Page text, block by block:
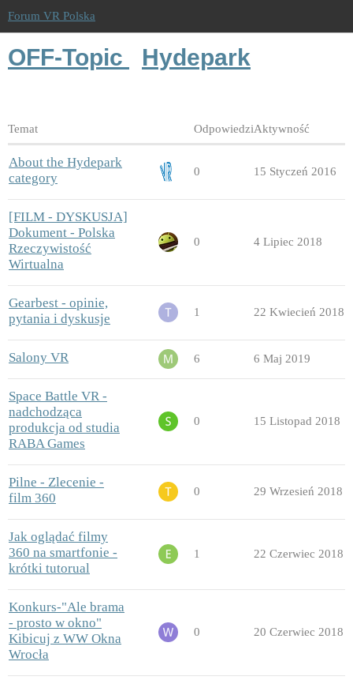
Forum VR Polska
OFF-Topic Hydepark
Temat OdpowiedziAktywność
About the Hydepark
category
0 15 Styczeń 2016
[FILM - DYSKUSJA]
Dokument - Polska
Rzeczywistość
Wirtualna
0 4 Lipiec 2018
Gearbest - opinie,
pytania i dyskusje
1 22 Kwiecień 2018
Salony VR 6 6 Maj 2019
Space Battle VR -
nadchodząca
produkcja od studia
RABA Games
0 15 Listopad 2018
Pilne - Zlecenie -
film 360
0 29 Wrzesień 2018
Jak oglądać filmy
360 na smartfonie -
krótki tutorual
1 22 Czerwiec 2018
Konkurs-"Ale brama
- prosto w okno"
Kibicuj z WW Okna
Wrocła
0 20 Czerwiec 2018